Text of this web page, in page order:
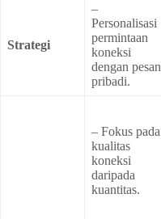
Strategi
–
Personalisasi
permintaan
koneksi
dengan pesan
pribadi.
– Fokus pada
kualitas
koneksi
daripada
kuantitas.